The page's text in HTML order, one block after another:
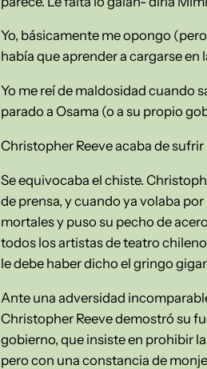
Yo, básicamente me opongo
había que aprender a cargarse
Yo me reí de maldosidad cuando
parado a Osama (o a su propio
Christopher Reeve acaba de
Se equivocaba el chiste.
de prensa, y cuando ya volaba
mortales y puso su pecho de
todos los artistas de teatro
le debe haber dicho el gringo
Ante una adversidad
Christopher Reeve demostró su
gobierno, que insiste en prohibir
pero con una constancia de